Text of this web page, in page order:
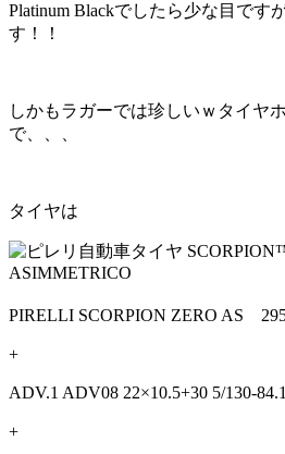
Platinum Blackでしたら少な目です
す！！
しかもラガーでは珍しいｗタイヤ
で、、、
タイヤは
PIRELLI SCORPION ZERO AS
+
ADV.1 ADV08 22×10.5+30 5/130-
+